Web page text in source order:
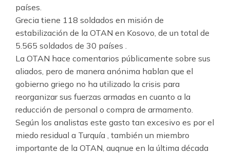
países.
Grecia tiene 118 soldados en misión de
estabilización de la OTAN en Kosovo, de un total de
5.565 soldados de 30 países .
La OTAN hace comentarios públicamente sobre sus
aliados, pero de manera anónima hablan que el
gobierno griego no ha utilizado la crisis para
reorganizar sus fuerzas armadas en cuanto a la
reducción de personal o compra de armamento.
Según los analistas este gasto tan excesivo es por el
miedo residual a Turquía , también un miembro
importante de la OTAN, auqnue en la última década